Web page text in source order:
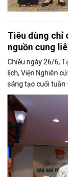
Tiêu dùng chỉ
nguồn cung
Chiều ngày 26/6,
lịch, Viện Nghiên
sáng tạo cuối tuần
cáo năng lực phát
trọng giới thiệu
Văn phòng Bộ